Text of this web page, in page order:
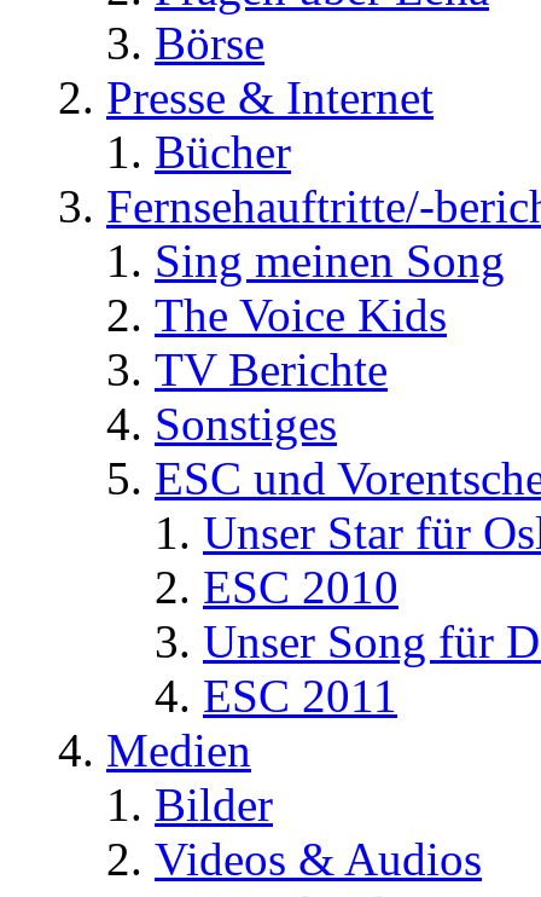
Börse
Presse & Internet
Bücher
Fernsehauftritte/-
Sing meinen Song
The Voice Kids
TV Berichte
Sonstiges
ESC und
Unser Star für
ESC 2010
Unser Song für
ESC 2011
Medien
Bilder
Videos & Audios